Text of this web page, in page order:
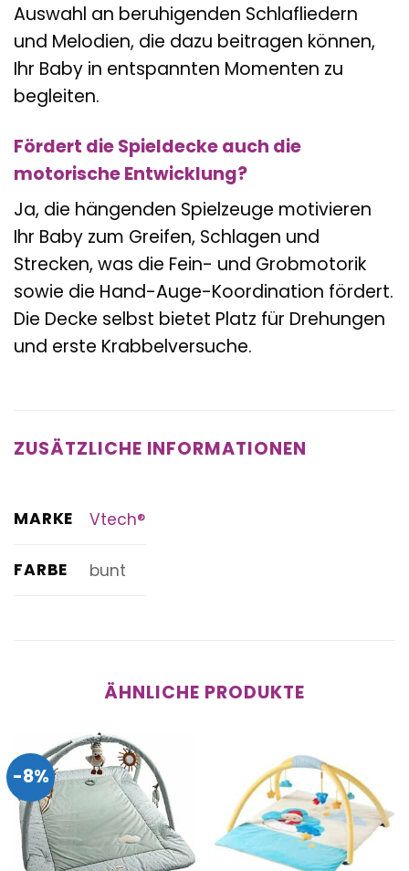
Auswahl an beruhigenden Schlafliedern
und Melodien, die dazu beitragen können,
Ihr Baby in entspannten Momenten zu
begleiten.
Fördert die Spieldecke auch die
motorische Entwicklung?
Ja, die hängenden Spielzeuge motivieren
Ihr Baby zum Greifen, Schlagen und
Strecken, was die Fein- und Grobmotorik
sowie die Hand-Auge-Koordination fördert.
Die Decke selbst bietet Platz für Drehungen
und erste Krabbelversuche.
ZUSÄTZLICHE INFORMATIONEN
MARKE Vtech®
FARBE bunt
ÄHNLICHE PRODUKTE
-8%